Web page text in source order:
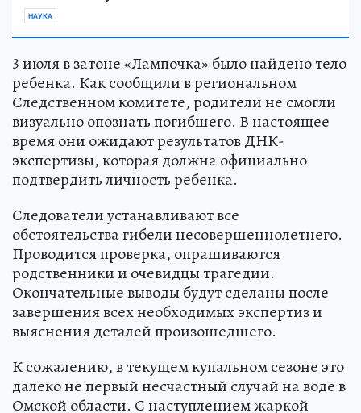
НАУКА
3 июля в затоне «Лампочка» было найдено тело
ребенка. Как сообщили в региональном
Следственном комитете, родители не смогли
визуально опознать погибшего. В настоящее
время они ожидают результатов ДНК-
экспертизы, которая должна официально
подтвердить личность ребенка.
Следователи устанавливают все
обстоятельства гибели несовершеннолетнего.
Проводится проверка, опрашиваются
родственники и очевидцы трагедии.
Окончательные выводы будут сделаны после
завершения всех необходимых экспертиз и
выяснения деталей произошедшего.
К сожалению, в текущем купальном сезоне это
далеко не первый несчастный случай на воде в
Омской области. С наступлением жаркой